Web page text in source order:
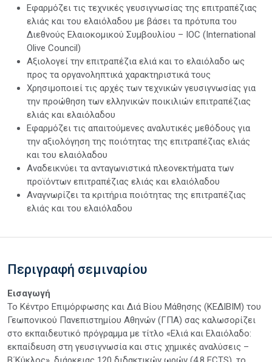
Εφαρμόζει τις τεχνικές γευσιγνωσίας της επιτραπέζιας
ελιάς και του ελαιόλαδου με βάσει τα πρότυπα του
Διεθνούς Ελαιοκομικού Συμβουλίου – IOC (International
Olive Council)
Αξιολογεί την επιτραπέζια ελιά και το ελαιόλαδο ως
προς τα οργανοληπτικά χαρακτηριστικά τους
Χρησιμοποιεί τις αρχές των τεχνικών γευσιγνωσίας για
την προώθηση των ελληνικών ποικιλιών επιτραπέζιας
ελιάς και ελαιόλαδου
Εφαρμόζει τις απαιτούμενες αναλυτικές μεθόδους για
την αξιολόγηση της ποιότητας της επιτραπέζιας ελιάς
και του ελαιόλαδου
Αναδεικνύει τα ανταγωνιστικά πλεονεκτήματα των
προϊόντων επιτραπέζιας ελιάς και ελαιόλαδου
Αναγνωρίζει τα κριτήρια ποιότητας της επιτραπέζιας
ελιάς και του ελαιόλαδου
Περιγραφή σεμιναρίου
Εισαγωγή
Το Κέντρο Επιμόρφωσης και Διά Βίου Μάθησης (ΚΕΔΙΒΙΜ) του
Γεωπονικού Πανεπιστημίου Αθηνών (ΓΠΑ) σας καλωσορίζει
στο εκπαιδευτικό πρόγραμμα με τίτλο «Ελιά και Ελαιόλαδο:
εκπαίδευση στη γευσιγνωσία και στις χημικές αναλύσεις –